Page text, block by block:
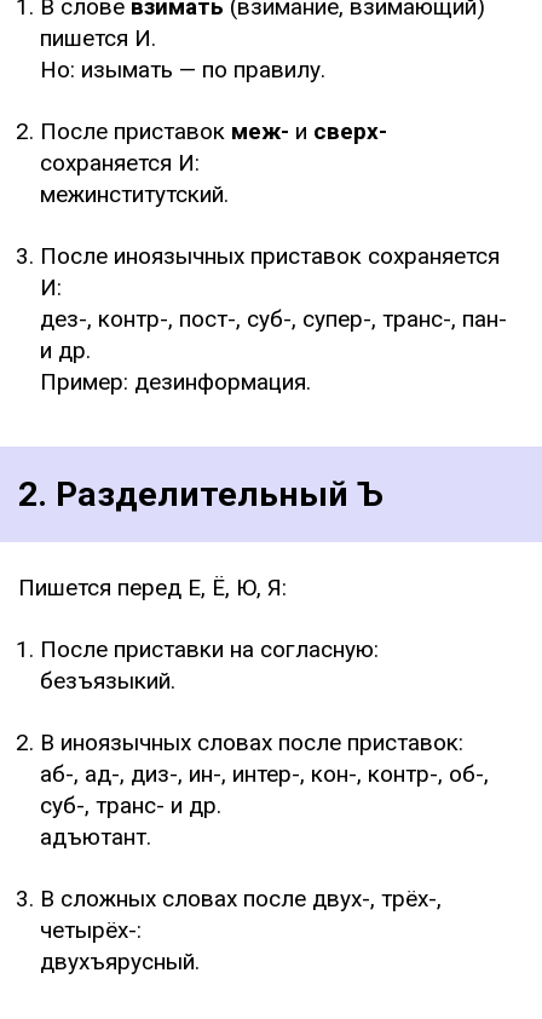
В слове взимать (взимание, взимающий)
пишется И.
Но: изымать — по правилу.
После приставок меж- и сверх-
сохраняется И:
межинститутский.
После иноязычных приставок сохраняется
И:
дез-, контр-, пост-, суб-, супер-, транс-, пан-
и др.
Пример: дезинформация.
2. Разделительный Ъ
Пишется перед Е, Ё, Ю, Я:
После приставки на согласную:
безъязыкий.
В иноязычных словах после приставок:
аб-, ад-, диз-, ин-, интер-, кон-, контр-, об-,
суб-, транс- и др.
адъютант.
В сложных словах после двух-, трёх-,
четырёх-:
двухъярусный.